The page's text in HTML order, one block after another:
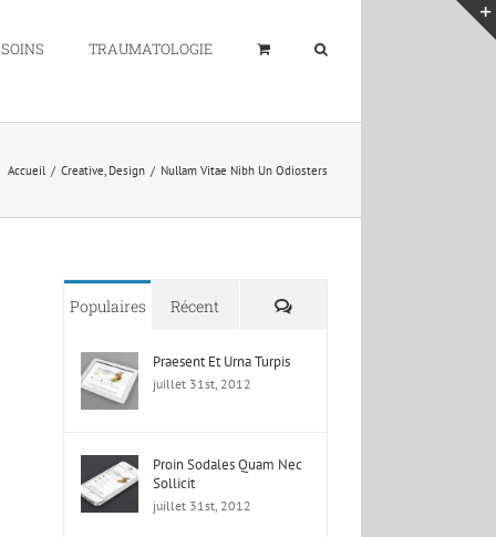
TRAUMATOLOGIE
Accueil / Creative Design / Nullam Vitae Nibh Un Odiosters
Populaires Récent Commentaires
Praesent Et Urna Turpis
juillet 31st, 2012
Proin Sodales Quam Nec
Sollicit
juillet 31st, 2012